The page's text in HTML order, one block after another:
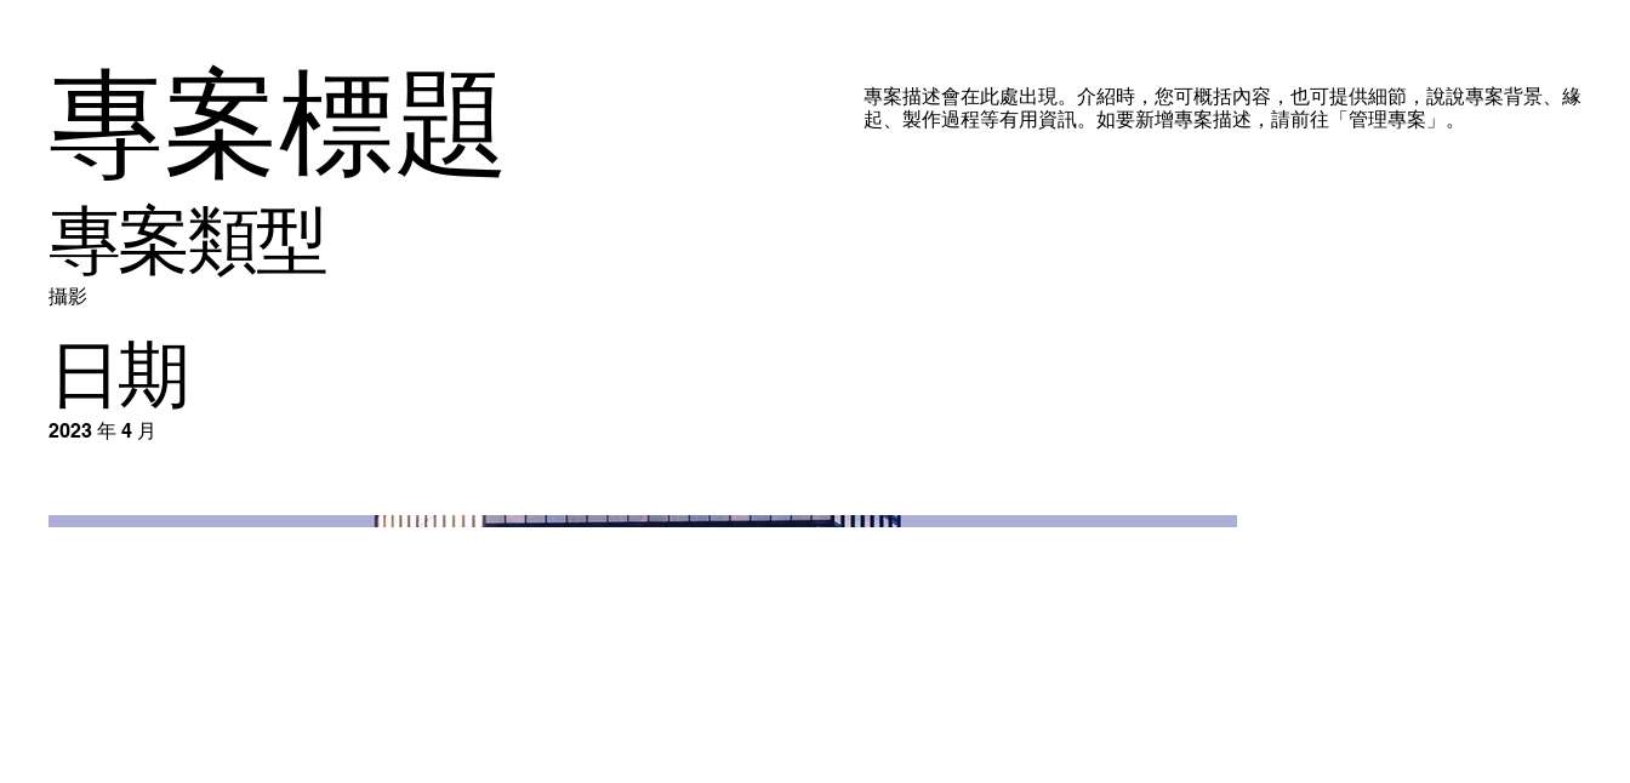
專案標題
專案類型
攝影
日期
2023 年 4 月
專案描述會在此處出現。介紹時，您可概括內容，也可提供細節，說說專案背景、緣
起、製作過程等有用資訊。如要新增專案描述，請前往「管理專案」。